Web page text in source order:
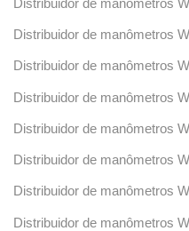
Distribuidor de manômetros
Distribuidor de manômetros
Distribuidor de manômetros
Distribuidor de manômetros
Distribuidor de manômetros
Distribuidor de manômetros
Distribuidor de manômetros
Distribuidor de manômetros